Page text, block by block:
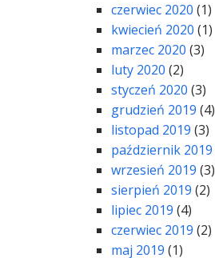
czerwiec 2020 (1)
kwiecień 2020 (1)
marzec 2020 (3)
luty 2020 (2)
styczeń 2020 (3)
grudzień 2019 (4)
listopad 2019 (3)
październik 2019
wrzesień 2019 (3)
sierpień 2019 (2)
lipiec 2019 (4)
czerwiec 2019 (2)
maj 2019 (1)